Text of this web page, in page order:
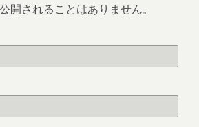
開されることはありません。